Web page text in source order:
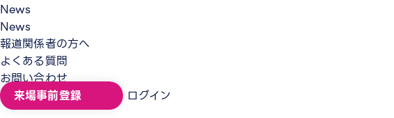
News
News
報道関係者の方へ
よくある質問
お問い合わせ
来場事前登録
ログイン